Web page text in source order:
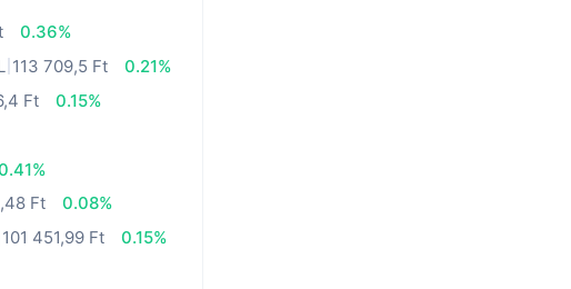
0.36%
113 709,5 Ft
0.21%
Ft
0.15%
Ft
0.08%
101 451,99 Ft
0.15%